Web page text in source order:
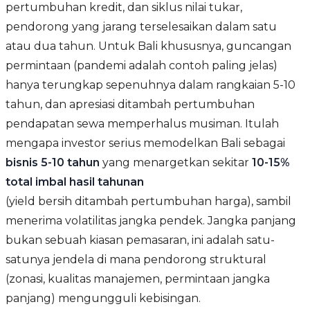
pertumbuhan kredit, dan siklus nilai tukar,
pendorong yang jarang terselesaikan dalam satu
atau dua tahun. Untuk Bali khususnya, guncangan
permintaan (pandemi adalah contoh paling jelas)
hanya terungkap sepenuhnya dalam rangkaian 5-10
tahun, dan apresiasi ditambah pertumbuhan
pendapatan sewa memperhalus musiman. Itulah
mengapa investor serius memodelkan Bali sebagai
bisnis 5-10 tahun yang menargetkan sekitar 10-15%
total imbal hasil tahunan
(yield bersih ditambah pertumbuhan harga), sambil
menerima volatilitas jangka pendek. Jangka panjang
bukan sebuah kiasan pemasaran, ini adalah satu-
satunya jendela di mana pendorong struktural
(zonasi, kualitas manajemen, permintaan jangka
panjang) mengungguli kebisingan.